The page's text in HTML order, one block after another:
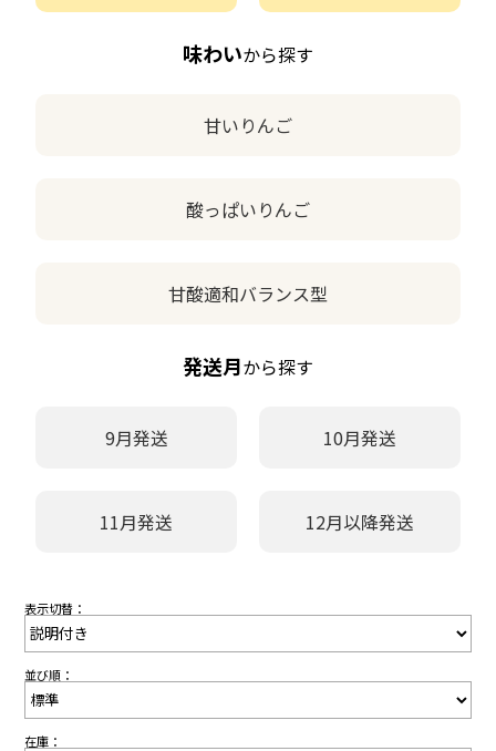
味わいから探す
甘いりんご
酸っぱいりんご
甘酸適和バランス型
発送月から探す
9月発送 10月発送
11月発送 12月以降発送
表示切替：
並び順：
在庫：